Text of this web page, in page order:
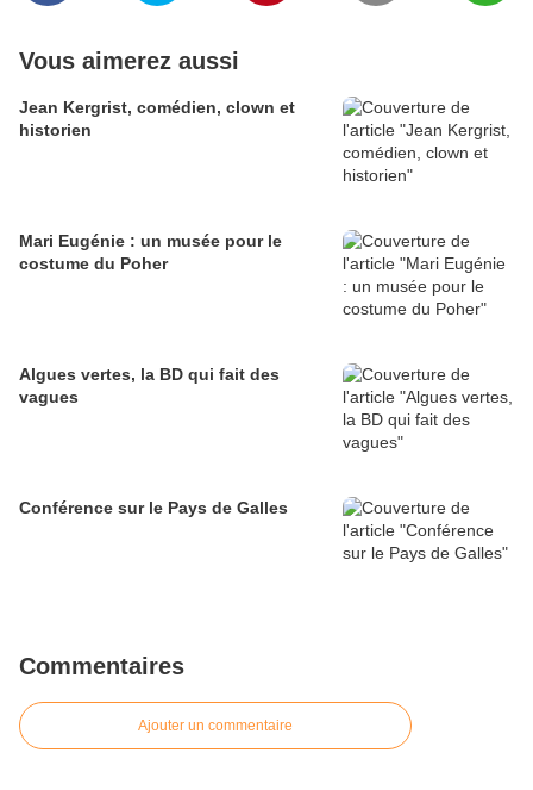
Vous aimerez aussi
Jean Kergrist, comédien, clown et
historien
Mari Eugénie : un musée pour le
costume du Poher
Algues vertes, la BD qui fait des
vagues
Conférence sur le Pays de Galles
Commentaires
Ajouter un commentaire